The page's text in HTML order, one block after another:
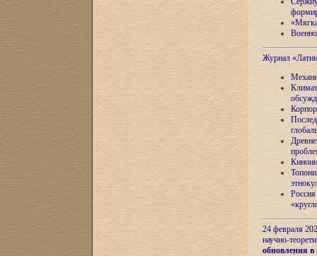
Журнал
24 февраля
научно-
обновления в